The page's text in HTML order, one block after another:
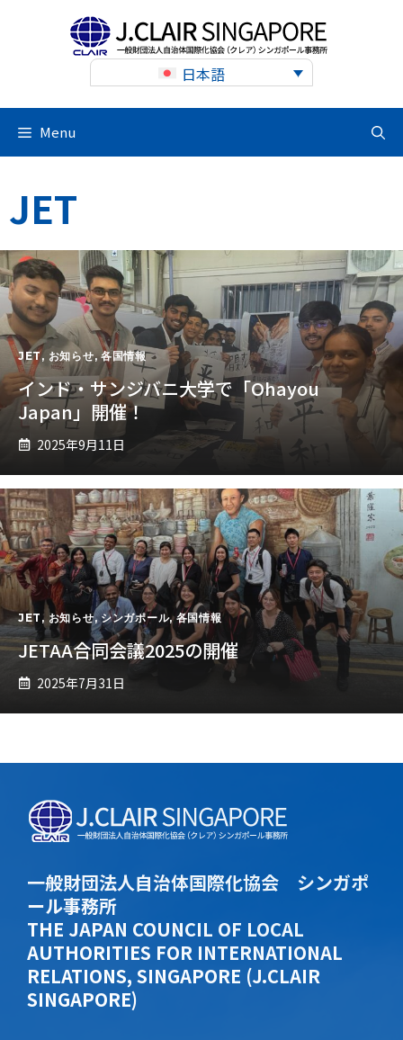
日本語
Menu
JET
JET, お知らせ,各国情報
インド・サンジバニ大学で「Ohayou
Japan」開催！
2025年9月11日
JET , お知らせ,シンガポール,各国情報
JETAA合同会議2025の開催
2025年7月31日
一般財団法人自治体国際化協会 シンガポ
ール事務所
THE JAPAN COUNCIL OF LOCAL
AUTHORITIES FOR INTERNATIONAL
RELATIONS, SINGAPORE (J.CLAIR
SINGAPORE)